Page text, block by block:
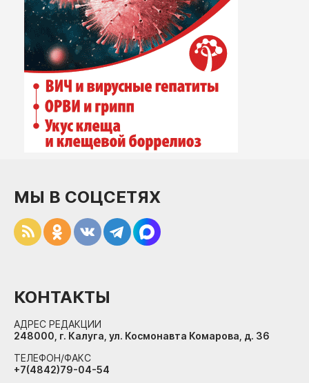
МЫ В СОЦСЕТЯХ
КОНТАКТЫ
АДРЕС РЕДАКЦИИ
248000, г. Калуга, ул. Космонавта Комарова, д. 36
ТЕЛЕФОН/ФАКС
+7(4842)79-04-54